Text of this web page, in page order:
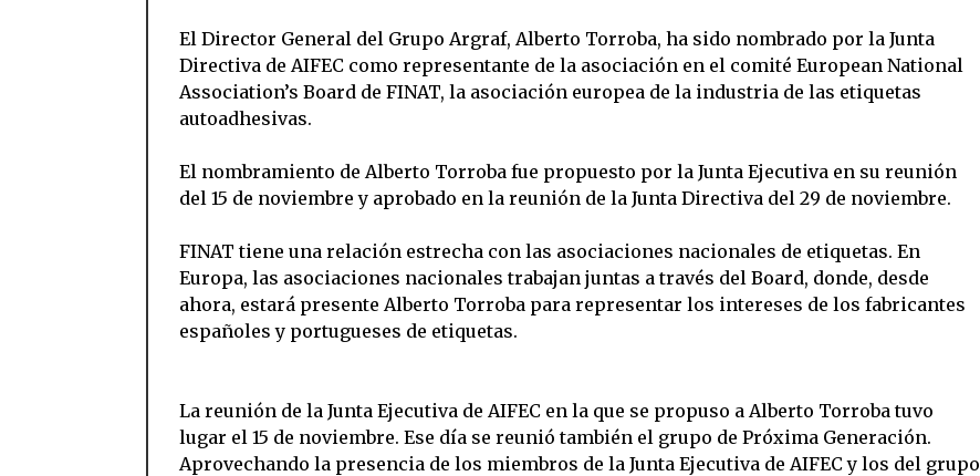
El Director General del Grupo Argraf, Alberto Torroba, ha sido nombrado por la Junta
Directiva de AIFEC como representante de la asociación en el comité European National
Association’s Board de FINAT, la asociación europea de la industria de las etiquetas
autoadhesivas.
El nombramiento de Alberto Torroba fue propuesto por la Junta Ejecutiva en su reunión
del 15 de noviembre y aprobado en la reunión de la Junta Directiva del 29 de noviembre.
FINAT tiene una relación estrecha con las asociaciones nacionales de etiquetas. En
Europa, las asociaciones nacionales trabajan juntas a través del Board, donde, desde
ahora, estará presente Alberto Torroba para representar los intereses de los fabricantes
españoles y portugueses de etiquetas.
La reunión de la Junta Ejecutiva de AIFEC en la que se propuso a Alberto Torroba tuvo
lugar el 15 de noviembre. Ese día se reunió también el grupo de Próxima Generación.
Aprovechando la presencia de los miembros de la Junta Ejecutiva de AIFEC y los del grupo